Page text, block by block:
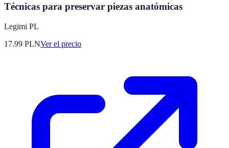
Técnicas para preservar piezas anatómicas
Legimi PL
17.99 PLNVer el precio